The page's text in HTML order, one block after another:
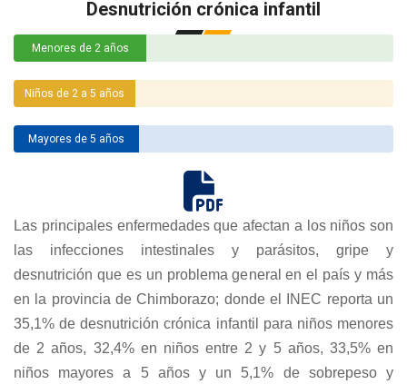
Desnutrición crónica infantil
Menores de 2 años
Niños de 2 a 5 años
Mayores de 5 años
fa-
file-
pdf
Las principales enfermedades que afectan a los niños son
las infecciones intestinales y parásitos, gripe y
desnutrición que es un problema general en el país y más
en la provincia de Chimborazo; donde el INEC reporta un
35,1% de desnutrición crónica infantil para niños menores
de 2 años, 32,4% en niños entre 2 y 5 años, 33,5% en
niños mayores a 5 años y un 5,1% de sobrepeso y